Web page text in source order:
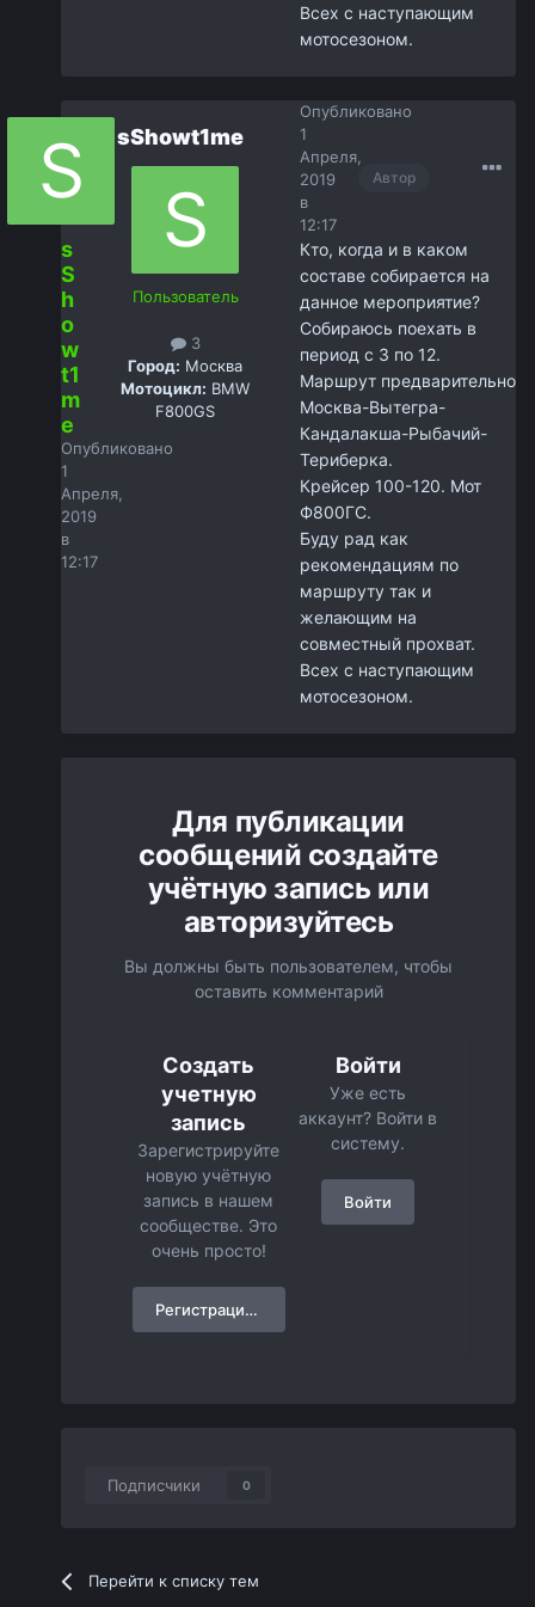
Всех с наступающим
мотосезоном.
s
S
h
o
w
t1
m
e
Опубликовано
1
Апреля,
2019
в
12:17
sShowt1me
Пользователь
3
Город: Москва
Мотоцикл: BMW
F800GS
Автор
Опубликовано
1
Апреля,
2019
в
12:17
Кто, когда и в каком
составе собирается на
данное мероприятие?
Собираюсь поехать в
период с 3 по 12.
Маршрут предварительно
Москва-Вытегра-
Кандалакша-Рыбачий-
Териберка.
Крейсер 100-120. Мот
Ф800ГС.
Буду рад как
рекомендациям по
маршруту так и
желающим на
совместный прохват.
Всех с наступающим
мотосезоном.
Для публикации
сообщений создайте
учётную запись или
авторизуйтесь
Вы должны быть пользователем, чтобы
оставить комментарий
Создать
учетную
запись
Зарегистрируйте
новую учётную
запись в нашем
сообществе. Это
очень просто!
Регистрация нового пользователя
Войти
Уже есть
аккаунт? Войти в
систему.
Войти
Подписчики 0
Перейти к списку тем